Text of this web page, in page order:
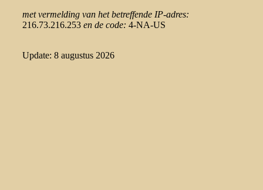
met vermelding van het betreffende IP-adres:
216.73.216.253 en de code: 4-NA-US
Update: 8 augustus 2026